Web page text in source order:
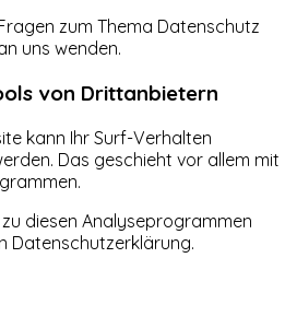
zum Thema Datenschutz
uns wenden.
von Dritt­anbietern
kann Ihr Surf-Verhalten
Das geschieht vor allem mit
diesen Analyseprogrammen
Datenschutzerklärung.